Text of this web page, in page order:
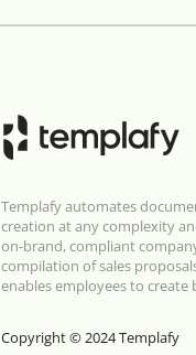
Templafy automates
creation at any complexity
on-brand, compliant
compilation of sales
enables employees to
Copyright © 2024 Templafy